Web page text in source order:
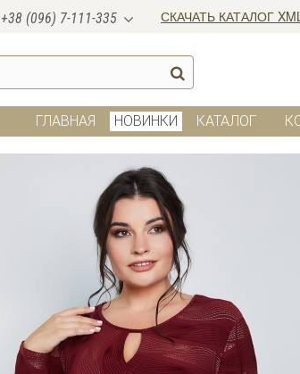
+38 (096) 7-111-335 СКАЧАТЬ КАТАЛОГ
ГЛАВНАЯ НОВИНКИ КАТАЛОГ